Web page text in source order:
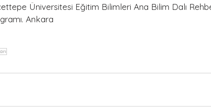
Üniversitesi Eğitim Bilimleri Ana Bilim Dalı
Ankara